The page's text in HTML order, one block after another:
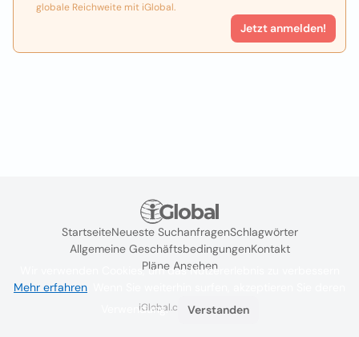
globale Reichweite mit iGlobal.
Jetzt anmelden!
StartseiteNeueste SuchanfragenSchlagwörter
Allgemeine GeschäftsbedingungenKontakt
Pläne Ansehen
iGlobal.co @ 2024
Wir verwenden Cookies, um das Nutzererlebnis zu verbessern
Mehr erfahren
Verwendung.
Verstanden